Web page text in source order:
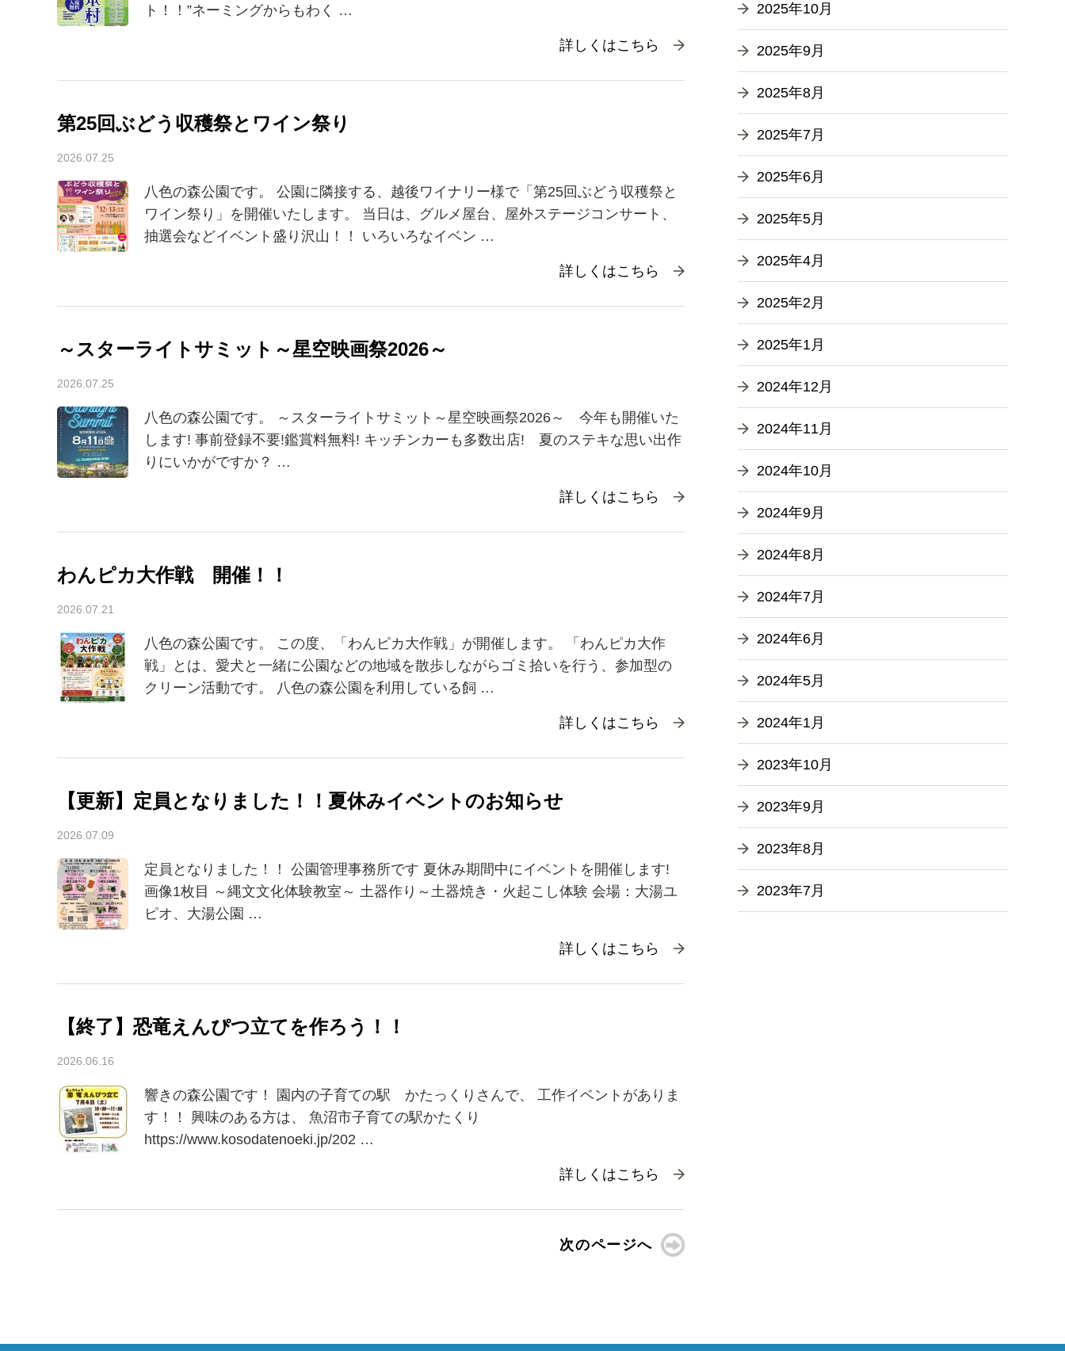
ト！！”ネーミングからもわく …
詳しくはこちら
第25回ぶどう収穫祭とワイン祭り
2026.07.25
八色の森公園です。 公園に隣接する、越後ワイナリー様で「第25回ぶどう収穫祭と
ワイン祭り」を開催いたします。 当日は、グルメ屋台、屋外ステージコンサート、
抽選会などイベント盛り沢山！！ いろいろなイベン …
詳しくはこちら
～スターライトサミット～星空映画祭2026～
2026.07.25
八色の森公園です。 ～スターライトサミット～星空映画祭2026～ 今年も開催いた
します! 事前登録不要!鑑賞料無料! キッチンカーも多数出店! 夏のステキな思い出作
りにいかがですか？ …
詳しくはこちら
わんピカ大作戦 開催！！
2026.07.21
八色の森公園です。 この度、「わんピカ大作戦」が開催します。 「わんピカ大作
戦」とは、愛犬と一緒に公園などの地域を散歩しながらゴミ拾いを行う、参加型の
クリーン活動です。 八色の森公園を利用している飼 …
詳しくはこちら
【更新】定員となりました！！夏休みイベントのお知らせ
2026.07.09
定員となりました！！ 公園管理事務所です 夏休み期間中にイベントを開催します!
画像1枚目 ～縄文文化体験教室～ 土器作り～土器焼き・火起こし体験 会場：大湯ユ
ピオ、大湯公園 …
詳しくはこちら
【終了】恐竜えんぴつ立てを作ろう！！
2026.06.16
響きの森公園です！ 園内の子育ての駅 かたっくりさんで、 工作イベントがありま
す！！ 興味のある方は、 魚沼市子育ての駅かたくり
https://www.kosodatenoeki.jp/202 …
詳しくはこちら
次のページへ
2025年10月
2025年9月
2025年8月
2025年7月
2025年6月
2025年5月
2025年4月
2025年2月
2025年1月
2024年12月
2024年11月
2024年10月
2024年9月
2024年8月
2024年7月
2024年6月
2024年5月
2024年1月
2023年10月
2023年9月
2023年8月
2023年7月